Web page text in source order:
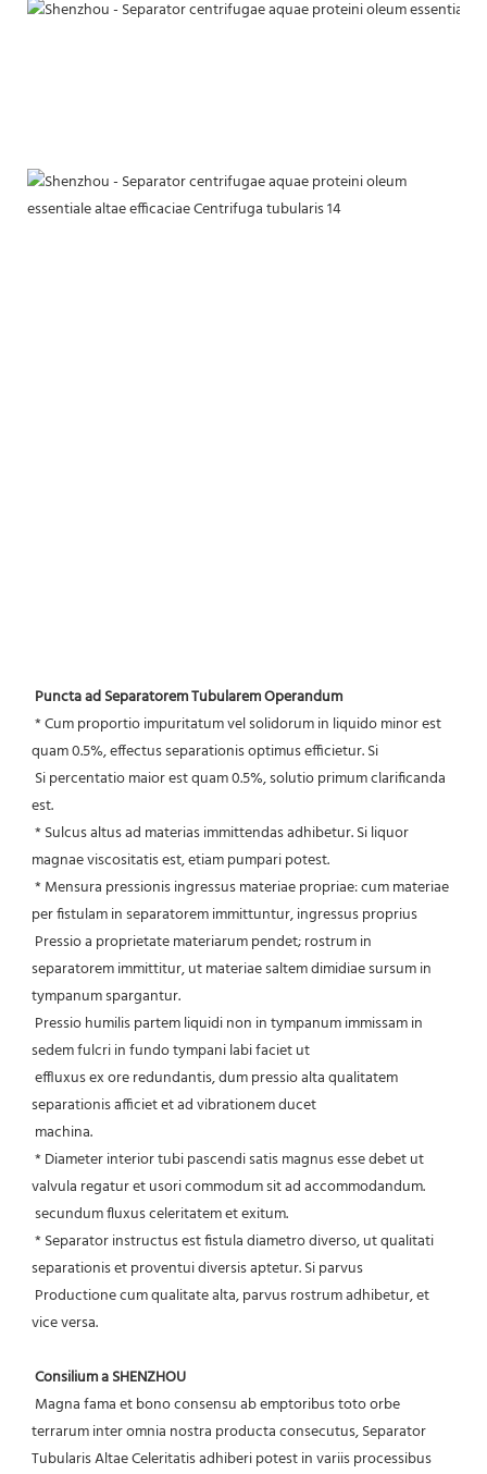
Puncta ad Separatorem Tubularem Operandum
quam 0.5%, effectus separationis optimus efficietur. Si
est.
magnae viscositatis est, etiam pumpari potest.
per fistulam in separatorem immittuntur, ingressus proprius
separatorem immittitur, ut materiae saltem dimidiae sursum in
tympanum spargantur.
sedem fulcri in fundo tympani labi faciet ut
separationis afficiet et ad vibrationem ducet
machina.
valvula regatur et usori commodum sit ad accommodandum.
secundum fluxus celeritatem et exitum.
separationis et proventui diversis aptetur. Si parvus
vice versa.
Consilium a SHENZHOU
terrarum inter omnia nostra producta consecutus, Separator
Tubularis Altae Celeritatis adhiberi potest in variis processibus